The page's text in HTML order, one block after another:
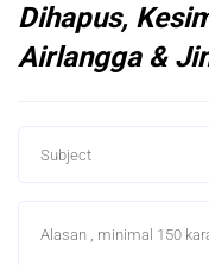
Dihapus,
Airlangga &